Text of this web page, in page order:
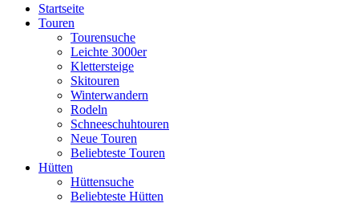
Startseite
Touren
Tourensuche
Leichte 3000er
Klettersteige
Skitouren
Winterwandern
Rodeln
Schneeschuhtouren
Neue Touren
Beliebteste Touren
Hütten
Hüttensuche
Beliebteste Hütten